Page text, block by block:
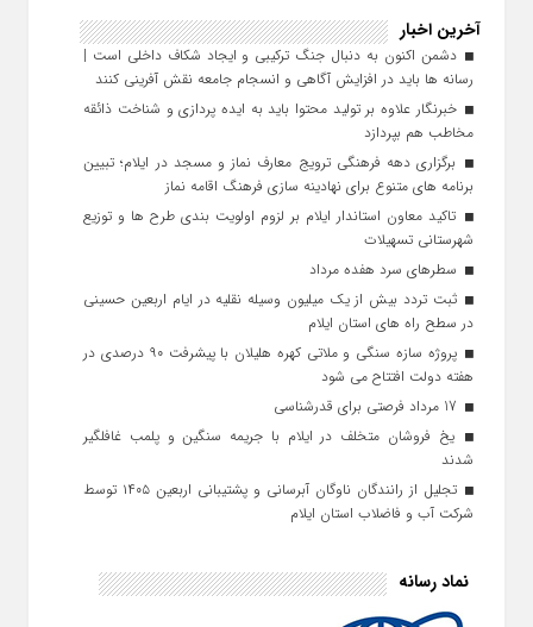
آخرین اخبار
دشمن اکنون به دنبال جنگ ترکیبی و ایجاد شکاف داخلی است |
رسانه‌ ها باید در افزایش آگاهی و انسجام جامعه نقش‌ آفرینی کنند
خبرنگار علاوه بر تولید محتوا باید به ایده‌ پردازی و شناخت ذائقه
مخاطب هم بپردازد
برگزاری دهه فرهنگی ترویج معارف نماز و مسجد در ایلام؛ تبیین
برنامه‌ های متنوع برای نهادینه‌ سازی فرهنگ اقامه نماز
تاکید معاون استاندار ایلام بر لزوم اولویت‌ بندی طرح‌ ها و توزیع
شهرستانی تسهیلات
سطرهای سرد هفده مرداد
ثبت تردد بیش از یک میلیون وسیله نقلیه در ایام اربعین حسینی
در سطح راه‌ های استان ایلام
پروژه سازه سنگی و ملاتی کهره هلیلان با پیشرفت ۹۰ درصدی در
هفته دولت افتتاح می شود
یخ‌ فروشان متخلف در ایلام با جریمه سنگین و پلمب غافلگیر
شدند
تجلیل از رانندگان ناوگان آبرسانی و پشتیبانی اربعین ۱۴۰۵ توسط
شرکت آب و فاضلاب استان ایلام
نماد رسانه